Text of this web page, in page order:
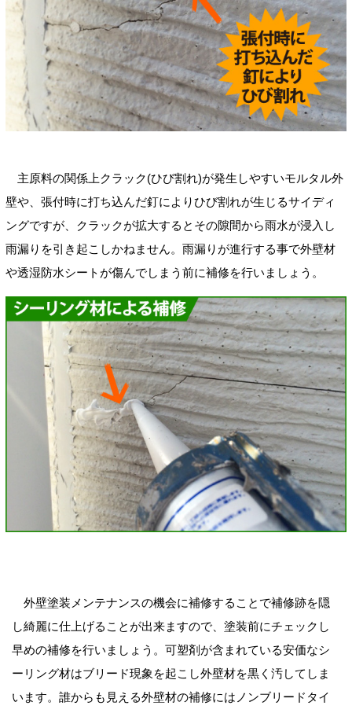
主原料の関係上クラック(ひび割れ)が発生しやすいモルタル外
壁や、張付時に打ち込んだ釘によりひび割れが生じるサイディ
ングですが、クラックが拡大するとその隙間から雨水が浸入し
雨漏りを引き起こしかねません。雨漏りが進行する事で外壁材
や透湿防水シートが傷んでしまう前に補修を行いましょう。
外壁塗装メンテナンスの機会に補修することで補修跡を隠
し綺麗に仕上げることが出来ますので、塗装前にチェックし
早めの補修を行いましょう。可塑剤が含まれている安価なシ
ーリング材はブリード現象を起こし外壁材を黒く汚してしま
います。誰からも見える外壁材の補修にはノンブリードタイ